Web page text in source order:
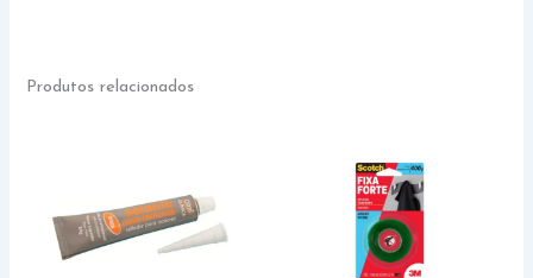
Produtos relacionados